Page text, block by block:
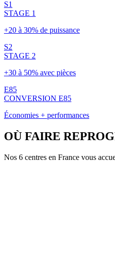
S1
STAGE 1
+20 à 30% de puissance
S2
STAGE 2
+30 à 50% avec pièces
E85
CONVERSION E85
Économies + performances
OÙ FAIRE
Nos 6 centres en France vous